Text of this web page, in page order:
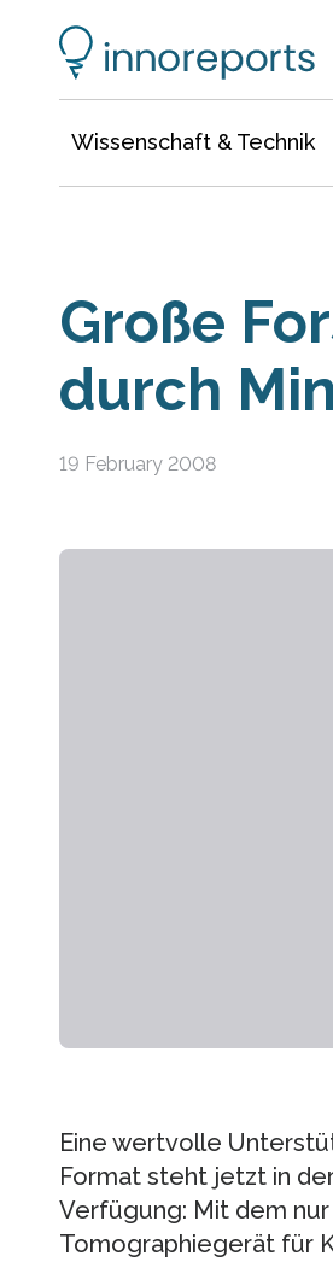
Wissenschaft & Technik
Große
durch
19 February 2008
Eine wertvolle
Format steht jetzt in
Verfügung: Mit dem
Tomographiegerät für